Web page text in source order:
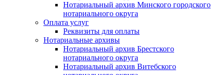
Нотариальный архив Минского городского
нотариального округа
Оплата услуг
Реквизиты для оплаты
Нотариальные архивы
Нотариальный архив Брестского
нотариального округа
Нотариальный архив Витебского